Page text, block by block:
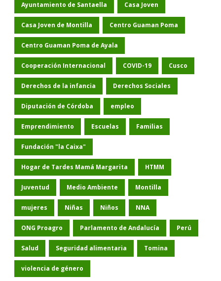
Ayuntamiento de Santaella Casa Joven
Casa Joven de Montilla Centro Guaman Poma
Centro Guaman Poma de Ayala
Cooperación Internacional COVID-19 Cusco
Derechos de la infancia Derechos Sociales
Diputación de Córdoba empleo
Emprendimiento Escuelas Familias
Fundación "la Caixa"
Hogar de Tardes Mamá Margarita HTMM
Juventud Medio Ambiente Montilla
mujeres Niñas Niños NNA
ONG Proagro Parlamento de Andalucía Perú
Salud Seguridad alimentaria Tomina
violencia de género